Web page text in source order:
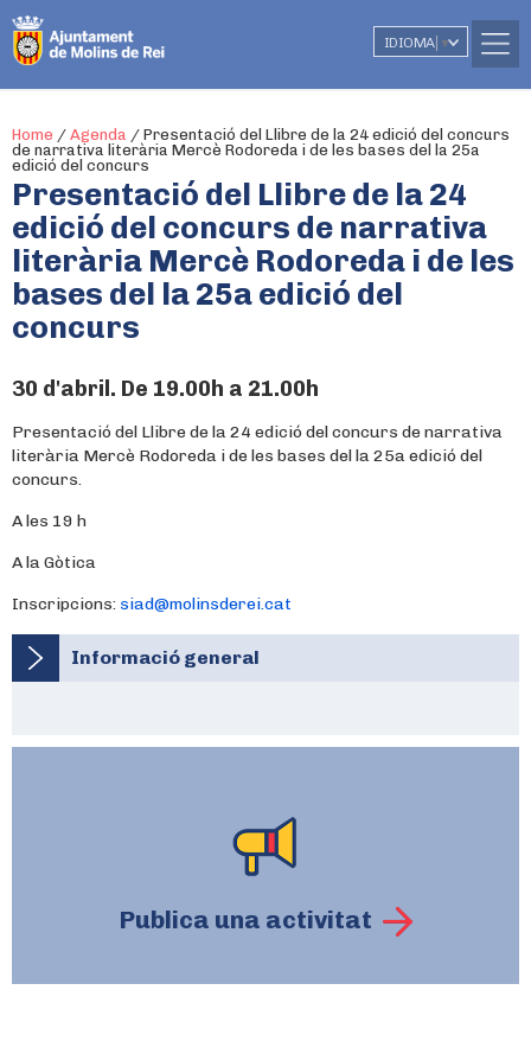
IDIOMA ▼
Home / Agenda / Presentació del Llibre de la 24 edició del concurs
de narrativa literària Mercè Rodoreda i de les bases del la 25a
edició del concurs
Presentació del Llibre de la 24
edició del concurs de narrativa
literària Mercè Rodoreda i de les
bases del la 25a edició del
concurs
30 d'abril. De 19.00h a 21.00h
Presentació del Llibre de la 24 edició del concurs de narrativa
literària Mercè Rodoreda i de les bases del la 25a edició del
concurs.
A les 19 h
A la Gòtica
Inscripcions: siad@molinsderei.cat
Informació general
Publica una activitat